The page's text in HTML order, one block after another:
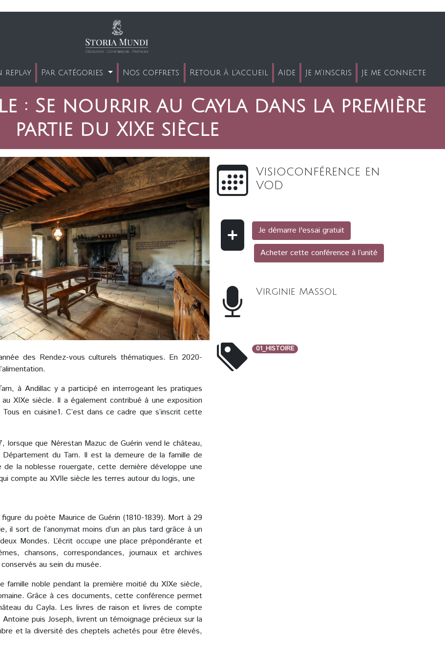
replay Par catégories Nos coffrets Retour à l'accueil Aide Je m'inscris Je me connecte
: Se nourrir au Cayla dans la première
partie du XIXe siècle
des Rendez-vous culturels thématiques. En 2020-
à Andillac y a participé en interrogeant les pratiques
XIXe siècle. Il a également contribué à une exposition
en cuisine1. C’est dans ce cadre que s’inscrit cette
lorsque que Nérestan Mazuc de Guérin vend le château,
du Tarn. Il est la demeure de la famille de
de la noblesse rouergate, cette dernière développe une
compte au XVIIe siècle les terres autour du logis, une
du poète Maurice de Guérin (1810-1839). Mort à 29
sort de l’anonymat moins d’un an plus tard grâce à un
Mondes. L’écrit occupe une place prépondérante et
chansons, correspondances, journaux et archives
au sein du musée.
famille noble pendant la première moitié du XIXe siècle,
Grâce à ces documents, cette conférence permet
du Cayla. Les livres de raison et livres de compte
puis Joseph, livrent un témoignage précieux sur la
et la diversité des cheptels achetés pour être élevés,
Visioconférence en
VOD
Je démarre l'essai gratuit
Acheter cette conférence à l’unité
Virginie Massol
01_HISTOIRE